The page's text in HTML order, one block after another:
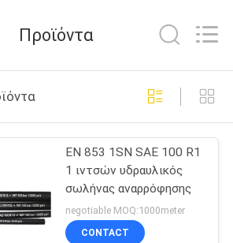
με σύρμα
46
Προϊόντα
EN 853 1SN SAE 100 R1
1 ιντσών υδραυλικός
σωλήνας αναρρόφησης
negotiable MOQ:1000meter
CONTACT